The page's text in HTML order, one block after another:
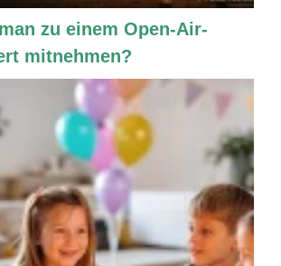
zu einem Open-Air-
mitnehmen?